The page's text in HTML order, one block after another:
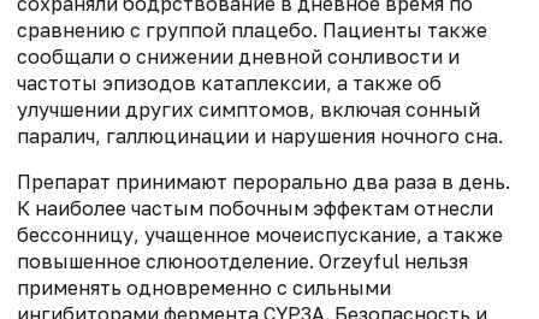
сравнению с группой плацебо. Пациенты также
сообщали о снижении дневной сонливости и
частоты эпизодов катаплексии, а также об
улучшении других симптомов, включая сонный
паралич, галлюцинации и нарушения ночного сна.
Препарат принимают перорально два раза в день.
К наиболее частым побочным эффектам отнесли
бессонницу, учащенное мочеиспускание, а также
повышенное слюноотделение. Orzeyful нельзя
применять одновременно с сильными